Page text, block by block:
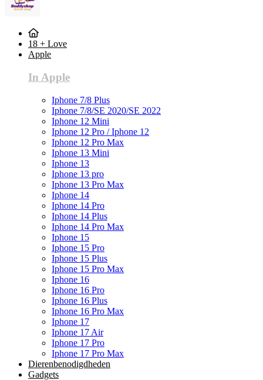
18 + Love
Apple
In Apple
Iphone 7/8 Plus
Iphone 7/8/SE 2020/SE 2022
Iphone 12 Mini
Iphone 12 Pro / Iphone 12
Iphone 12 Pro Max
Iphone 13 Mini
Iphone 13
Iphone 13 pro
Iphone 13 Pro Max
Iphone 14
Iphone 14 Pro
Iphone 14 Plus
Iphone 14 Pro Max
Iphone 15
Iphone 15 Pro
Iphone 15 Plus
Iphone 15 Pro Max
Iphone 16
Iphone 16 Pro
Iphone 16 Plus
Iphone 16 Pro Max
Iphone 17
Iphone 17 Air
Iphone 17 Pro
Iphone 17 Pro Max
Dierenbenodigdheden
Gadgets